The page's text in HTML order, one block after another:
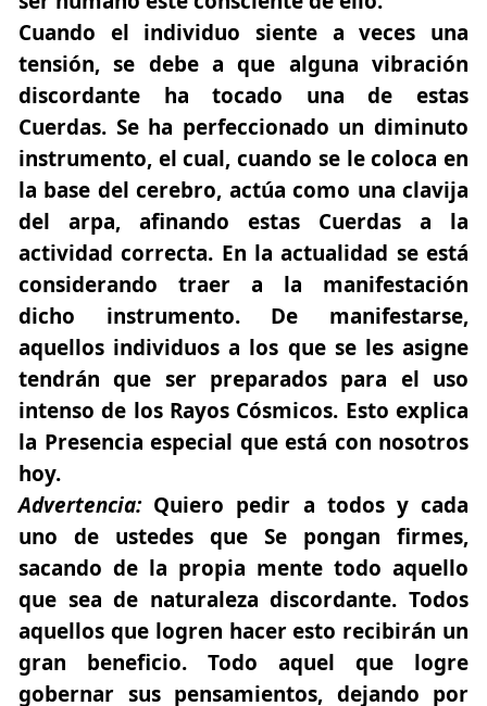
Cuando el individuo siente a veces una
tensión, se debe a que alguna vibración
discordante ha tocado una de estas
Cuerdas. Se ha perfeccionado un diminuto
instrumento, el cual, cuando se le coloca en
la base del cerebro, actúa como una clavija
del arpa, afinando estas Cuerdas a la
actividad correcta. En la actualidad se está
considerando traer a la manifestación
dicho instrumento. De manifestarse,
aquellos individuos a los que se les asigne
tendrán que ser preparados para el uso
intenso de los Rayos Cósmicos. Esto explica
la Presencia especial que está con nosotros
hoy.
Advertencia: Quiero pedir a todos y cada
uno de ustedes que Se pongan firmes,
sacando de la propia mente todo aquello
que sea de naturaleza discordante. Todos
aquellos que logren hacer esto recibirán un
gran beneficio. Todo aquel que logre
gobernar sus pensamientos, dejando por